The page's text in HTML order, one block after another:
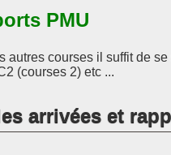
PMU
autres courses il suffit de
(courses 2) etc ...
arrivées et